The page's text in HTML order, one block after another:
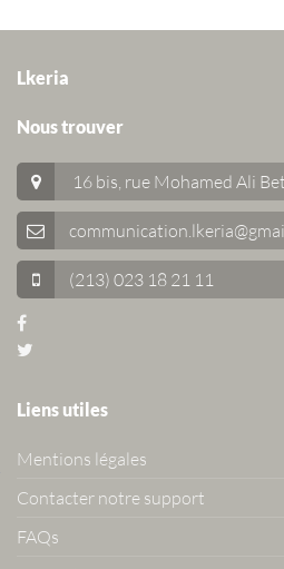
Lkeria
Nous trouver
16 bis, rue Mohamed Ali
(213) 023 18 21 11
Liens utiles
Mentions légales
Contacter notre support
FAQs